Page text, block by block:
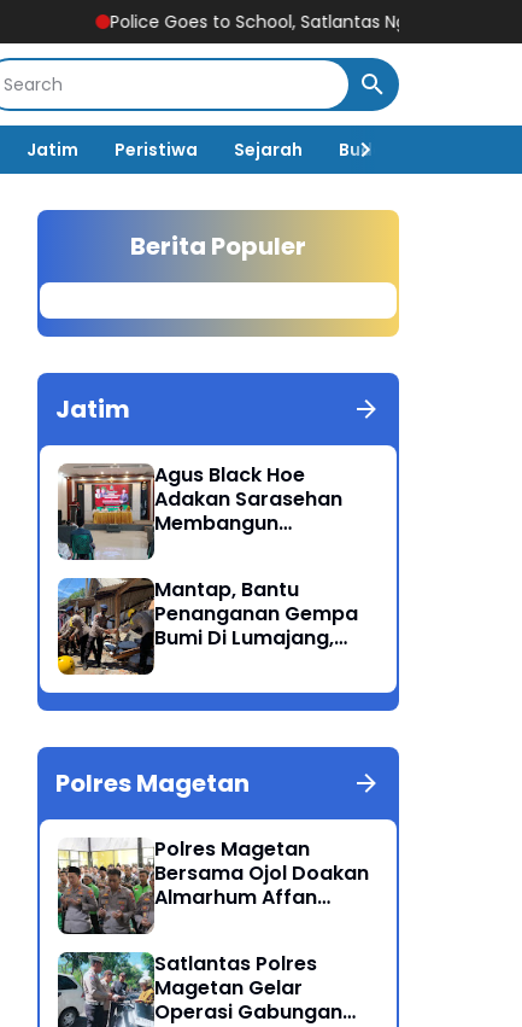
Police Goes to School, Satlantas Ngawi Tanamkan Tertib
Jatim Peristiwa Sejarah Budaya
Berita Populer
Jatim
Agus Black Hoe
Adakan Sarasehan
Membangun
Dikalangan
Masyarakat Magetan
Mantap, Bantu
Penanganan Gempa
Bumi Di Lumajang,
berikan bantuan
Polres Magetan
Polres Magetan
Bersama Ojol Doakan
Almarhum Affan
Rasa di Jakarta
Satlantas Polres
Magetan Gelar
Operasi Gabungan